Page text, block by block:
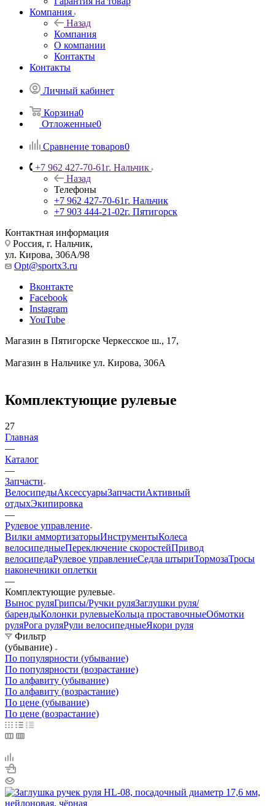
Компания
Назад
Компания
О компании
Контакты
Контакты
Личный кабинет
Корзина0
Отложенные0
Сравнение товаров0
+7 962 427-70-61г. Нальчик
Назад
Телефоны
+7 962 427-70-61г. Нальчик
+7 903 444-21-02г. Пятигорск
Контактная информация
Россия, г. Нальчик,
ул. Кирова, 306А/98
Opt@sportx3.ru
Вконтакте
Facebook
Instagram
YouTube
Магазин в Пятигорске Черкесское ш., 17,
Магазин в Нальчике ул. Кирова, 306А
Комплектующие рулевые
27
Главная
—
Каталог
—
Запчасти
ВелосипедыАксессуарыЗапчастиАктивный
отдыхЭкипировка
—
Рулевое управление
Вилки аммортизаторыИнструментыКолеса
велосипедныеПереключение скоростейПривод
велосипедаРулевое управлениеСедла штыриТормозаТросы
наконечники оплетки
—
Комплектующие рулевые
Вынос руляГрипсы/Ручки руляЗаглушки руля/
барендыКолонки рулевыеКольца проставочныеОбмотки
руляРога руляРули велосипедныеЯкори руля
Фильтр
(убывание)
По популярности (убывание)
По популярности (возрастание)
По алфавиту (убывание)
По алфавиту (возрастание)
По цене (убывание)
По цене (возрастание)